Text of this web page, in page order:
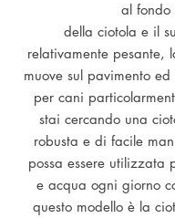
al fondo
della ciotola e il
relativamente pesante,
muove sul pavimento
per cani
stai cercando una
robusta e di facile
possa essere utilizzata
e acqua ogni giorno
questo modello è la